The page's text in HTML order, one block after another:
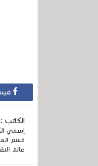
الكاتب :
قسم
عالم